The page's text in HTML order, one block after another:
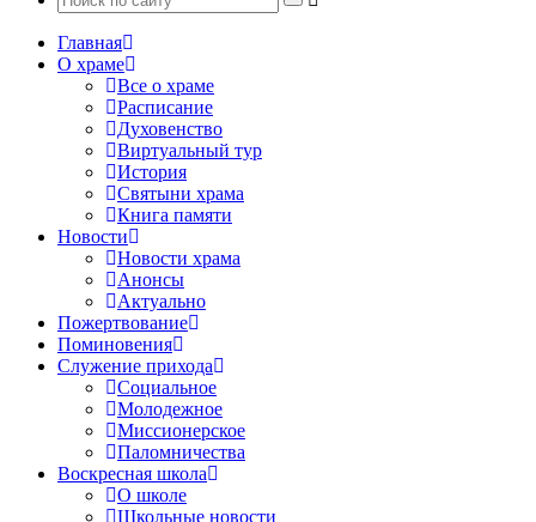
Главная
О храме
Все о храме
Расписание
Духовенство
Виртуальный тур
История
Святыни храма
Книга памяти
Новости
Новости храма
Анонсы
Актуально
Пожертвование
Поминовения
Служение прихода
Социальное
Молодежное
Миссионерское
Паломничества
Воскресная школа
О школе
Школьные новости